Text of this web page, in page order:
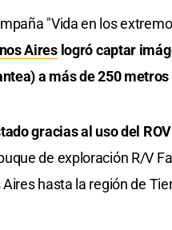
"Vida en los
Aireslogró captar
a más de 250 metros
gracias al uso del
de exploración R/V
hasta la región de